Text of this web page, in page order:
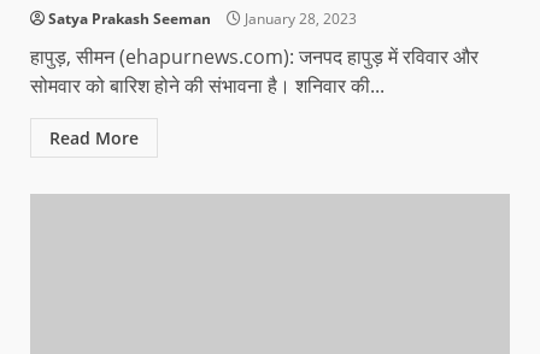
Satya Prakash Seeman January 28, 2023
हापुड़, सीमन (ehapurnews.com): जनपद हापुड़ में रविवार और
सोमवार को बारिश होने की संभावना है। शनिवार की...
Read More